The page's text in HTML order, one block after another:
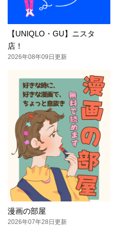
【UNIQLO・GU】ニスタ
店！
2026年08年09日更新
漫画の部屋
2026年07年28日更新